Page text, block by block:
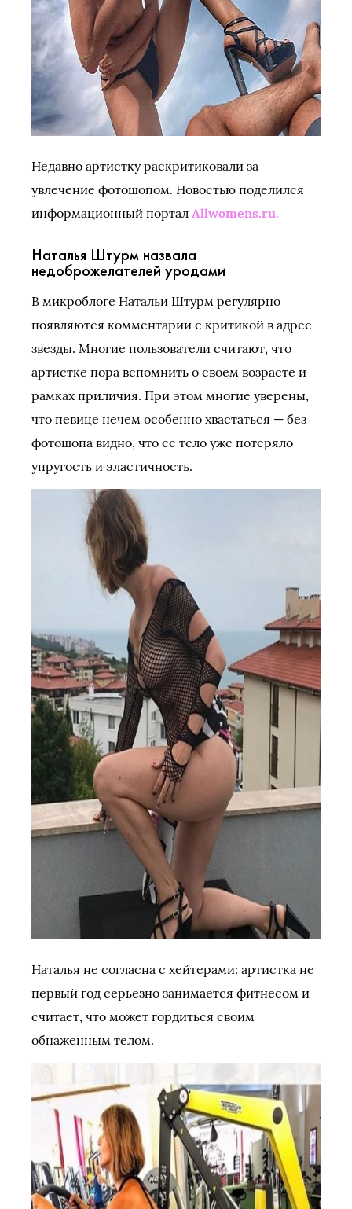
Недавно артистку раскритиковали за
увлечение фотошопом. Новостью поделился
информационный портал Аllwomens.ru.
Наталья Штурм назвала
недоброжелателей уродами
В микроблоге Натальи Штурм регулярно
появляются комментарии с критикой в адрес
звезды. Многие пользователи считают, что
артистке пора вспомнить о своем возрасте и
рамках приличия. При этом многие уверены,
что певице нечем особенно хвастаться — без
фотошопа видно, что ее тело уже потеряло
упругость и эластичность.
Наталья не согласна с хейтерами: артистка не
первый год серьезно занимается фитнесом и
считает, что может гордиться своим
обнаженным телом.